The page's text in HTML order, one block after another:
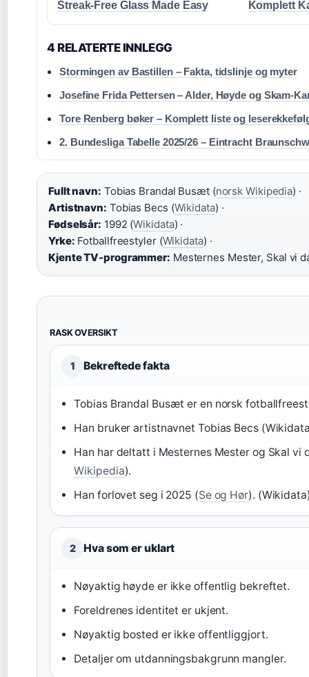
Streak-Free Glass Made Easy
Komplett
4 RELATERTE INNLEGG
Stormingen av Bastillen – Fakta, tidslinje og myter
Josefine Frida Pettersen – Alder, Høyde og Skam-
Tore Renberg bøker – Komplett liste og
2. Bundesliga Tabelle 2025/26 – Eintracht
Fullt navn: Tobias Brandal Busæt (norsk Wikipedia) ·
Artistnavn: Tobias Becs (Wikidata) ·
Fødselsår: 1992 (Wikidata) ·
Yrke: Fotballfreestyler (Wikidata) ·
Kjente TV-programmer: Mesternes Mester, Skal vi
RASK OVERSIKT
1 Bekreftede fakta
Tobias Brandal Busæt er en norsk
Han bruker artistnavnet Tobias Becs
Han har deltatt i Mesternes Mester og Skal vi
Wikipedia).
Han forlovet seg i 2025 (Se og Hør).
2 Hva som er uklart
Nøyaktig høyde er ikke offentlig bekreftet.
Foreldrenes identitet er ukjent.
Nøyaktig bosted er ikke offentliggjort.
Detaljer om utdanningsbakgrunn mangler.